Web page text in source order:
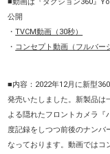
公開
・TVCM動画（30秒）
・ コンセプト動画（フルバー
■内容：2022年12月に新型
発売いたしました。新製品は
よる隠れたフロントカメラ『
度記録をしつつ前後のナンバ
なっております。動画ではコ